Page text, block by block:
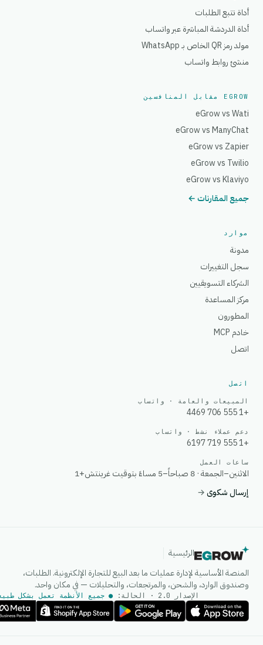
أداة تتبع الطلبات
أداة الدردشة المباشرة عبر واتساب
مولد رمز QR الخاص بـ WhatsApp
منشئ روابط واتساب
EGROW مقابل المنافسين
eGrow vs Wati
eGrow vs ManyChat
eGrow vs Zapier
eGrow vs Twilio
eGrow vs Klaviyo
جميع المقارنات ←
موارد
مدونة
سجل التغييرات
الشركاء التسويقيين
مركز المساعدة
المطورون
خادم MCP
اتصل
اتصل
المبيعات والعامة · واتساب
+1 555 706 4469
دعم عملاء نشط · واتساب
+1 555 719 6197
ساعات العمل
الاثنين–الجمعة · 8 صباحاً–5 مساءً بتوقيت غرينتش+1
إرسال شكوى→
الرئيسية
المنصة الأساسية لإدارة عمليات ما بعد البيع للتجارة الإلكترونية. الطلبات،
وصندوق الوارد، والشحن، والمرتجعات، والتحليلات — في مكان واحد.
الإصدار 2.0 · الحالة: ● جميع الأنظمة تعمل بشكل